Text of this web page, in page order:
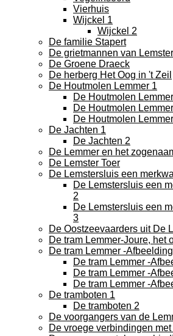
Vierhuis
Wijckel 1
Wijckel 2
De familie Stapert
De grietmannen van
De Groene Draeck
De herberg Het Oog in 't Zeil
De Houtmolen Lemmer 1
De Houtmolen
De Houtmolen
De Houtmolen
De Jachten 1
De Jachten 2
De Lemmer en het
De Lemster Toer
De Lemstersluis een
De Lemstersluis een
2
De Lemstersluis een
3
De Oostzeevaarders uit De
De tram Lemmer-Joure, het
De tram Lemmer -
De tram Lemmer -
De tram Lemmer -
De tram Lemmer -
De tramboten 1
De tramboten 2
De voorgangers van de
De vroege verbindingen